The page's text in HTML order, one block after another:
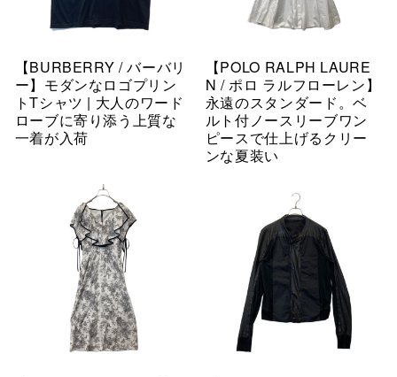
【BURBERRY / バーバリ
ー】モダンなロゴプリン
トTシャツ | 大人のワード
ローブに寄り添う上質な
一着が入荷
【POLO RALPH LAURE
N / ポロ ラルフローレン】
永遠のスタンダード。ベ
ルト付ノースリーブワン
ピースで仕上げるクリー
ンな夏装い